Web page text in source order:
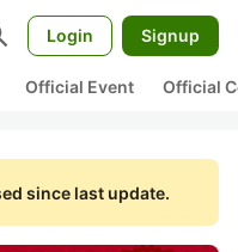
Login Signup
Official Event Official
since last update.